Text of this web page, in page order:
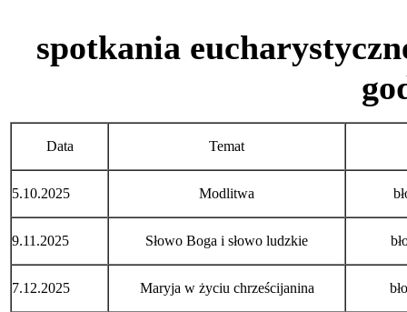
spotkania
Data Temat
5.10.2025 Modlitwa
9.11.2025 Słowo Boga i słowo ludzkie
7.12.2025 Maryja w życiu chrześcijanina